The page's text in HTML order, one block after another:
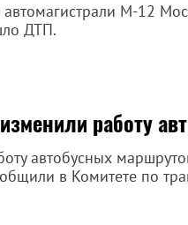
М-12
ДТП.
работу
автобусных
в Комитете по